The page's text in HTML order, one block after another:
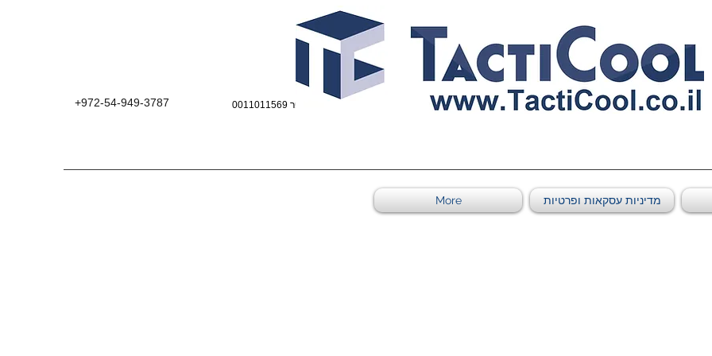
+972-54-949-3787
מדיניות עסקאות ופרטיות More